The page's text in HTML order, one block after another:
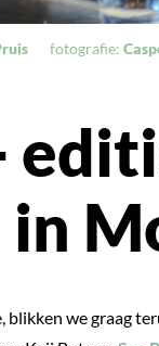
fotografie:
in
we graag